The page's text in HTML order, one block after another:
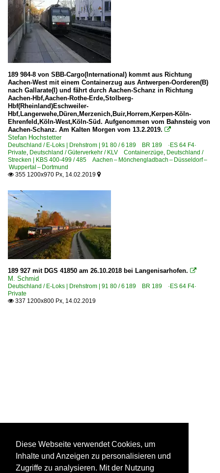
189 984-8 von SBB-Cargo(International) kommt aus Richtung
Aachen-West mit einem Containerzug aus Antwerpen-Oorderen(B)
nach Gallarate(I) und fährt durch Aachen-Schanz in Richtung
Aachen-Hbf,Aachen-Rothe-Erde,Stolberg-
Hbf(Rheinland)Eschweiler-
Hbf,Langerwehe,Düren,Merzenich,Buir,Horrem,Kerpen-Köln-
Ehrenfeld,Köln-West,Köln-Süd. Aufgenommen vom Bahnsteig von
Aachen-Schanz. Am Kalten Morgen vom 13.2.2019. 
Stefan Hochstetter
Deutschland / E-Loks | Drehstrom | 91 80 / 6 189 BR 189 ·ES 64 F4·
Private, Deutschland / Güterverkehr / KLV Containerzüge, Deutschland /
Strecken | KBS 400-499 / 485 Aachen – Mönchengladbach – Düsseldorf –
Wuppertal – Dortmund
 355 1200x970 Px, 14.02.2019 
189 927 mit DGS 41850 am 26.10.2018 bei Langenisarhofen. 
M. Schmid
Deutschland / E-Loks | Drehstrom | 91 80 / 6 189 BR 189 ·ES 64 F4·
Private
 337 1200x800 Px, 14.02.2019
Diese Webseite verwendet Cookies, um
Inhalte und Anzeigen zu personalisieren und
Zugriffe zu analysieren. Mit der Nutzung